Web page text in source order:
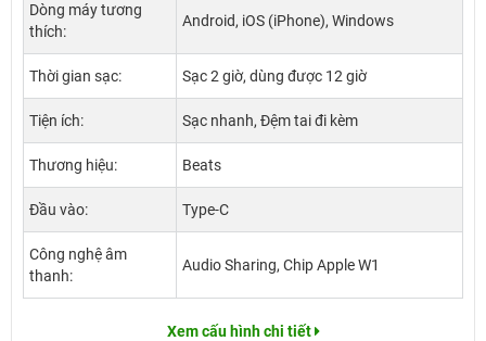
Dòng máy tương
thích:
Android, iOS (iPhone), Windows
Thời gian sạc: Sạc 2 giờ, dùng được 12 giờ
Tiện ích: Sạc nhanh, Đệm tai đi kèm
Thương hiệu: Beats
Đầu vào: Type-C
Công nghệ âm
thanh:
Audio Sharing, Chip Apple W1
Xem cấu hình chi tiết